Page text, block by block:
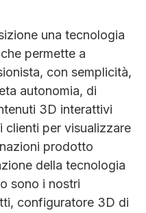
una tecnologia
permette a
con semplicità,
autonomia, di
3D interattivi
clienti per visualizzare
prodotto
della tecnologia
sono i nostri
configuratore 3D di